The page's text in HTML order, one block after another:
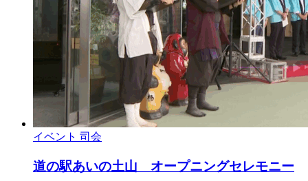
イベント 司会
道の駅あいの土山 オープニングセレモニー